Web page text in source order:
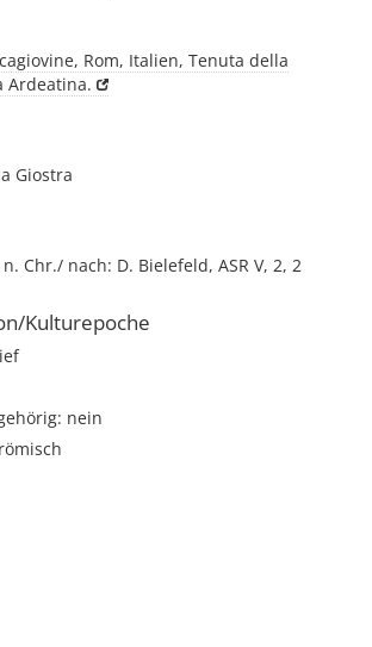
Rom, Italien, Tenuta della
Ardeatina.
Giostra
Chr./ nach: D. Bielefeld, ASR V, 2, 2
Kulturepoche
nein